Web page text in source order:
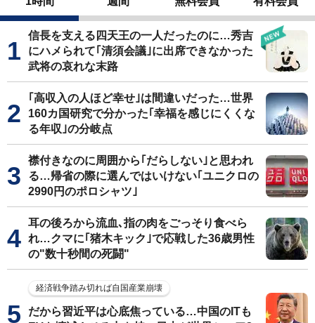
信長を支える四天王の一人だったのに…秀吉
にハメられて｢清須会議｣に出席できなかった
武将の哀れな末路
｢高収入の人ほど幸せ｣は間違いだった…世界
160カ国研究で分かった｢幸福を感じにくくな
る年収｣の分岐点
襟付きなのに周囲から｢だらしない｣と思われ
る…帰省の際に選んではいけない｢ユニクロの
2990円のポロシャツ｣
耳の後ろから流血､指の肉をごっそり食べら
れ…クマに｢猪木キック｣で応戦した36歳男性
の"数十秒間の死闘"
経済戦争踏み切れば自国産業崩壊
だから習近平は心底焦っている…中国のITも